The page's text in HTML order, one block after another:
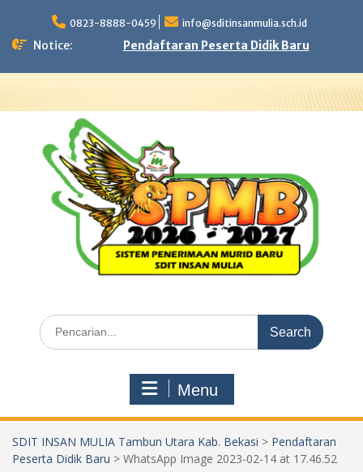
content
0823-8888-0459 info@sditinsanmulia.sch.id
Notice: Pendaftaran Peserta Didik Baru
Search
for:
Menu
SDIT INSAN MULIA Tambun Utara Kab. Bekasi > Pendaftaran
Peserta Didik Baru > WhatsApp Image 2023-02-14 at 17.46.52